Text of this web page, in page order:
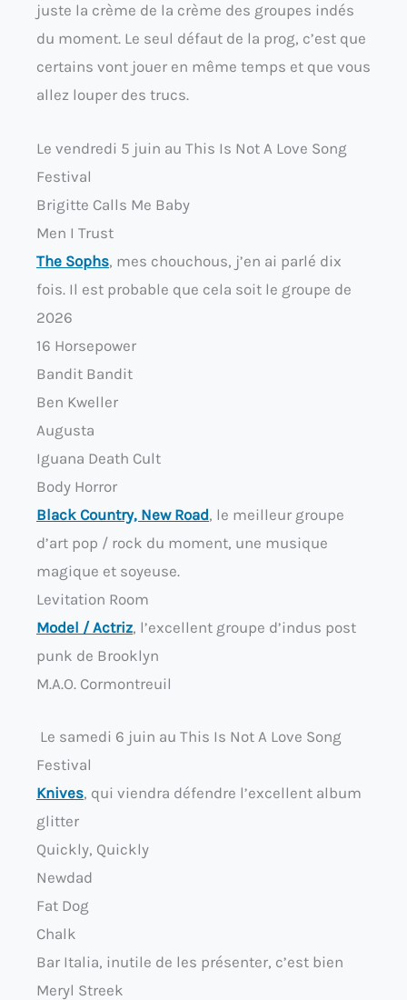
juste la crème de la crème des groupes indés
du moment. Le seul défaut de la prog, c’est que
certains vont jouer en même temps et que vous
allez louper des trucs.
Le vendredi 5 juin au This Is Not A Love Song
Festival
Brigitte Calls Me Baby
Men I Trust
The Sophs, mes chouchous, j’en ai parlé dix
fois. Il est probable que cela soit le groupe de
2026
16 Horsepower
Bandit Bandit
Ben Kweller
Augusta
Iguana Death Cult
Body Horror
Black Country, New Road, le meilleur groupe
d’art pop / rock du moment, une musique
magique et soyeuse.
Levitation Room
Model / Actriz, l’excellent groupe d’indus post
punk de Brooklyn
M.A.O. Cormontreuil
Le samedi 6 juin au This Is Not A Love Song
Festival
Knives, qui viendra défendre l’excellent album
glitter
Quickly, Quickly
Newdad
Fat Dog
Chalk
Bar Italia, inutile de les présenter, c’est bien
Meryl Streek